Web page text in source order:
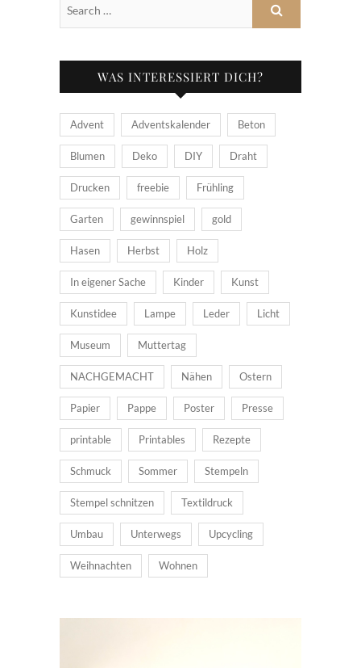
WAS INTERESSIERT DICH?
Advent Adventskalender Beton
Blumen Deko DIY Draht
Drucken freebie Frühling
Garten gewinnspiel gold
Hasen Herbst Holz
In eigener Sache Kinder Kunst
Kunstidee Lampe Leder Licht
Museum Muttertag
NACHGEMACHT Nähen Ostern
Papier Pappe Poster Presse
printable Printables Rezepte
Schmuck Sommer Stempeln
Stempel schnitzen Textildruck
Umbau Unterwegs Upcycling
Weihnachten Wohnen